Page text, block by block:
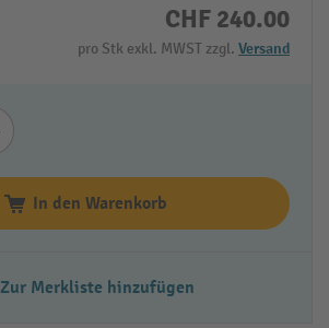
CHF 240.00
pro Stk exkl. MWST zzgl. Versand
In den Warenkorb
Zur Merkliste hinzufügen